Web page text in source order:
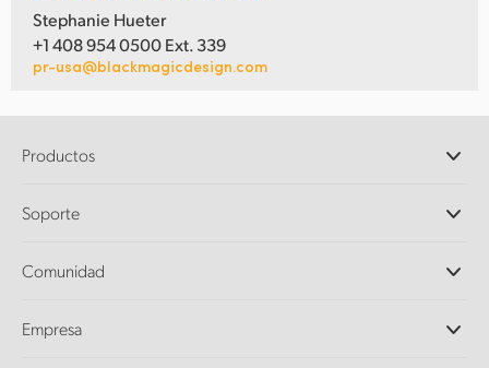
Stephanie Hueter
+1 408 954 0500 Ext. 339
pr-usa@blackmagicdesign.com
Productos
DaVinci Resolve y Fusion
Ultimatte
Captura y reproducción
Soporte
Centro de soporte técnico
Comunidad
Empresa